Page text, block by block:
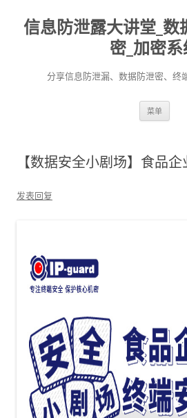
信息防泄露大讲堂_数
密_加密
分享信息防泄漏、数据防泄密、终
菜单
【数据安全小剧场】食品
发表回复